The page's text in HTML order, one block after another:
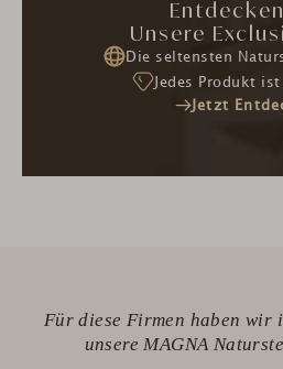
Unsere
Die seltensten
Jedes Produkt
Jetzt
Für diese Firmen haben wir
unsere MAGNA